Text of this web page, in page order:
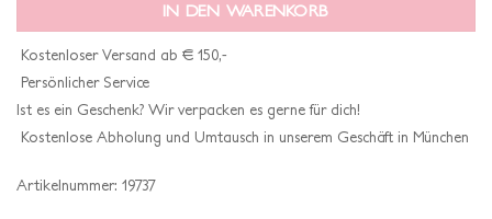
IN DEN WARENKORB
Kostenloser Versand ab € 150,-
Persönlicher Service
Ist es ein Geschenk? Wir verpacken es gerne für dich!
Kostenlose Abholung und Umtausch in unserem Geschäft in